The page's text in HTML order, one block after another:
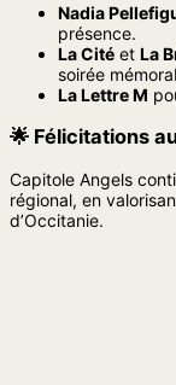
Nadia
présence.
La Cité et La
soirée
La Lettre M
🌟 Félicitations
Capitole Angels
régional, en
d’Occitanie.